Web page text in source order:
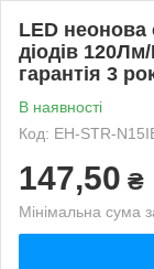
LED неонова
діодів
гарантія 3
В наявності
Код: EH-STR-
147,50 ₴
Мінімальна сума